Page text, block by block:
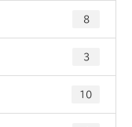
8
3
10